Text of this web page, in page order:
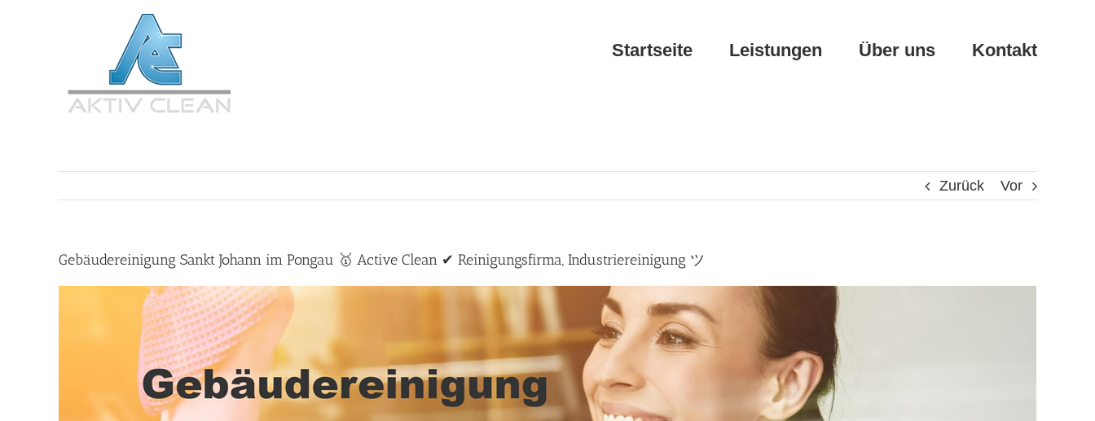
Startseite Leistungen Über uns Kontakt
Zurück Vor
Gebäudereinigung Sankt Johann im Pongau 🥇 Active Clean ✔ Reinigungsfirma, Industriereinigung ツ